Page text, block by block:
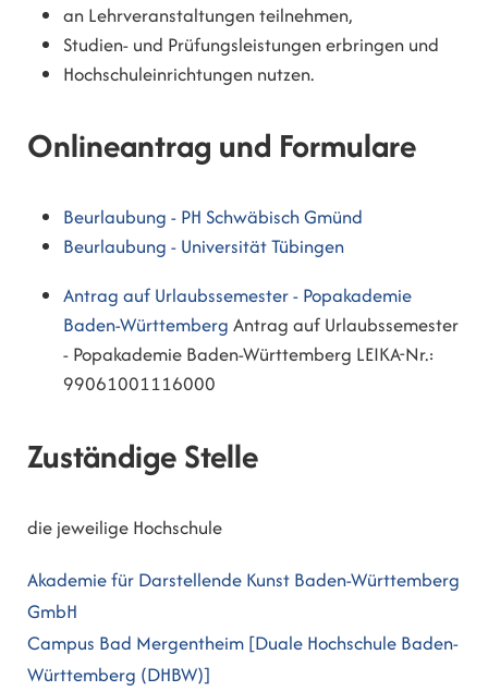
an Lehrveranstaltungen teilnehmen,
Studien- und Prüfungsleistungen erbringen und
Hochschuleinrichtungen nutzen.
Onlineantrag und Formulare
Beurlaubung - PH Schwäbisch Gmünd
Beurlaubung - Universität Tübingen
Antrag auf Urlaubssemester - Popakademie
Baden-Württemberg Antrag auf Urlaubssemester
- Popakademie Baden-Württemberg LEIKA-Nr.:
99061001116000
Zuständige Stelle
die jeweilige Hochschule
Akademie für Darstellende Kunst Baden-Württemberg
GmbH
Campus Bad Mergentheim [Duale Hochschule Baden-
Württemberg (DHBW)]